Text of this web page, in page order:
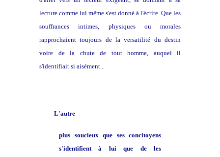
lecture comme lui même s'est donné à l'écrire. Que les
souffrances intimes, physiques ou morales
rapprochaient toujours de la versatilité du destin
voire de la chute de tout homme, auquel il
s'identifiait si aisément...
L'autre
plus soucieux que ses concitoyens
s'identifient à lui que de les